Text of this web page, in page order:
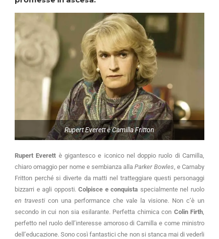
Rupert Everett è Camilla Fritton
Rupert Everett è gigantesco e iconico nel doppio ruolo di Camilla,
chiaro omaggio per nome e sembianza allaParker Bowles, e Carnaby
Fritton perché si diverte da matti nel tratteggiare questi personaggi
bizzarri e agli opposti.Colpisce e conquista specialmente nel ruolo
en travesti con una performance che vale la visione. Non c’è un
secondo in cui non sia esilarante. Perfetta chimica con Colin Firth,
perfetto nel ruolo dell’interesse amoroso di Camilla e come ministro
dell’educazione. Sono così fantastici che non si stanca mai di vederli